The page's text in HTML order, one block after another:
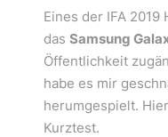
Eines der IFA
das Samsung
Öffentlichkeit
habe es mir
herumgespielt.
Kurztest.